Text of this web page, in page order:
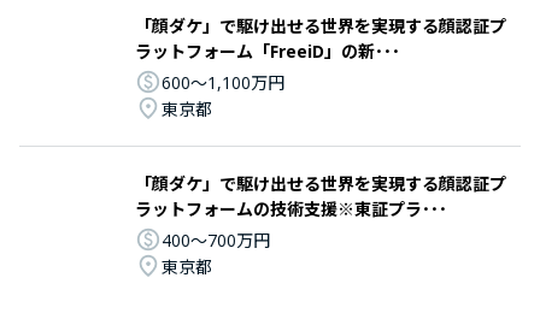
「顔ダケ」で駆け出せる世界を実現する顔認証プ
ラットフォーム「FreeiD」の新･･･
600〜1,100万円
東京都
「顔ダケ」で駆け出せる世界を実現する顔認証プ
ラットフォームの技術支援※東証プラ･･･
400〜700万円
東京都